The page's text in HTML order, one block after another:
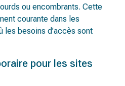
ou encombrants. Cette
courante dans les
les besoins d’accès sont
pour les sites